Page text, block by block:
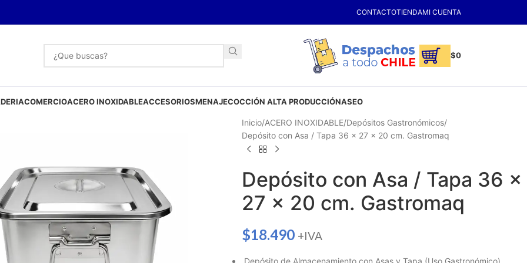
CONTACTOTIENDAMI CUENTA
$0
COMERCIOACERO INOXIDABLEACCESORIOSMENAJECOCCIÓN ALTA PRODUCCIÓNASEO
Inicio ACERO INOXIDABLE Depósitos Gastronómicos
Depósito con Asa / Tapa 36 x 27 x 20 cm. Gastromaq
Depósito con Asa / Tapa 36 x
27 x 20 cm. Gastromaq
$18.490 +IVA
Depósito de Almacenamiento con Asas y Tapa (Uso Gastronómico).